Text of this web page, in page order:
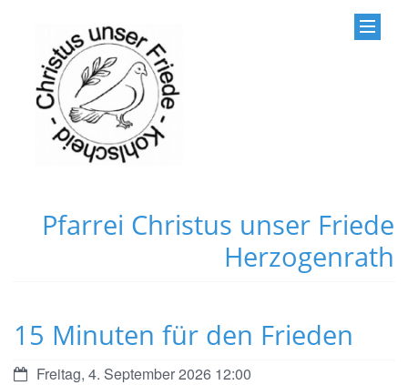
Pfarrei Christus unser Friede
Herzogenrath
15 Minuten für den Frieden
Datum:Freitag, 4. September 2026 12:00